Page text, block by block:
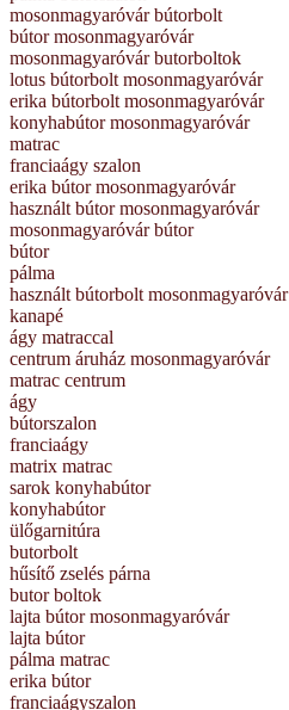
mosonmagyaróvár bútorbolt
bútor mosonmagyaróvár
mosonmagyaróvár butorboltok
lotus bútorbolt mosonmagyaróvár
erika bútorbolt mosonmagyaróvár
konyhabútor mosonmagyaróvár
matrac
franciaágy szalon
erika bútor mosonmagyaróvár
használt bútor mosonmagyaróvár
mosonmagyaróvár bútor
bútor
pálma
használt bútorbolt mosonmagyaróvár
kanapé
ágy matraccal
centrum áruház mosonmagyaróvár
matrac centrum
ágy
bútorszalon
franciaágy
matrix matrac
sarok konyhabútor
konyhabútor
ülőgarnitúra
butorbolt
hűsítő zselés párna
butor boltok
lajta bútor mosonmagyaróvár
lajta bútor
pálma matrac
erika bútor
franciaágyszalon